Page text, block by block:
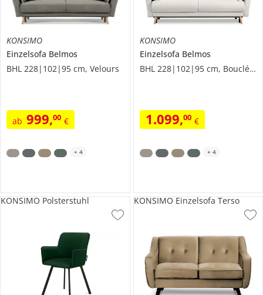
KONSIMO
Einzelsofa Belmos
BHL 228|102|95 cm, Velours
ab 999,00 €
+ 4
KONSIMO
Einzelsofa Belmos
BHL 228|102|95 cm, Boucléstoff
1.099,00 €
+ 4
KONSIMO Polsterstuhl KONSIMO Einzelsofa Terso